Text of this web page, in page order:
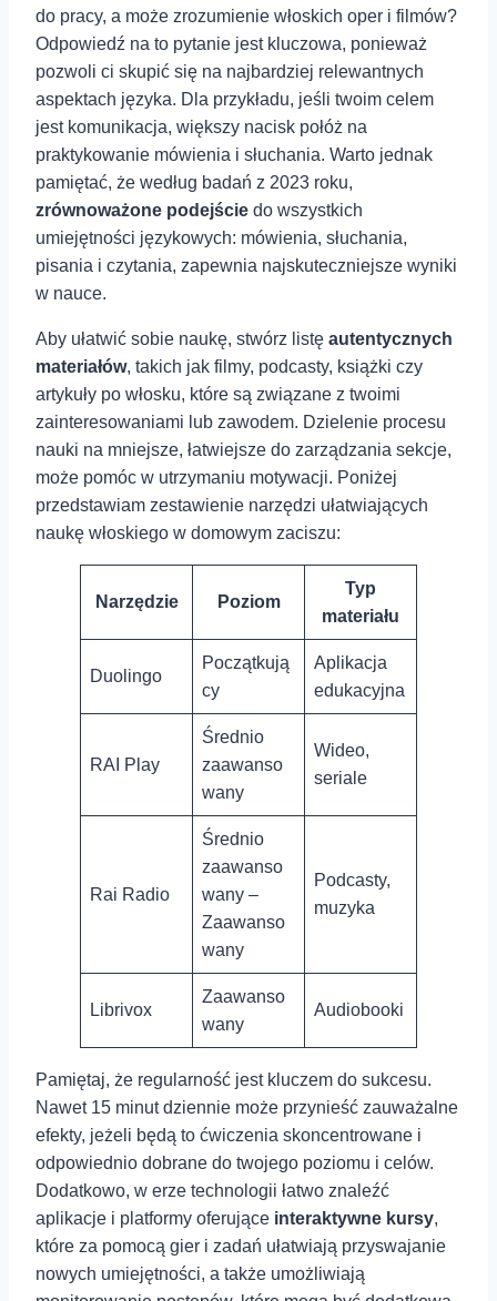
do⁣ pracy, a może⁢ zrozumienie włoskich oper i filmów?
Odpowiedź na to pytanie jest kluczowa, ponieważ
pozwoli ci skupić się na najbardziej relewantnych
aspektach języka. Dla przykładu, jeśli twoim celem
jest komunikacja, większy nacisk połóż na
praktykowanie‍ mówienia i słuchania. Warto jednak
pamiętać, że według badań z 2023 roku, ⁤
zrównoważone⁢ podejście do wszystkich
umiejętności językowych: mówienia, słuchania,
pisania i czytania, zapewnia najskuteczniejsze wyniki
w nauce.
Aby ułatwić sobie naukę, stwórz⁣ listę autentycznych
materiałów, takich jak ⁢filmy, podcasty, książki czy
artykuły po włosku, które są związane z twoimi
zainteresowaniami lub zawodem. Dzielenie ⁣procesu
nauki na mniejsze, łatwiejsze do zarządzania sekcje,
może pomóc w utrzymaniu motywacji. Poniżej
przedstawiam zestawienie narzędzi ⁤ułatwiających
naukę włoskiego⁢ w domowym zaciszu:
Narzędzie Poziom
Typ
materiału
Duolingo
Początkują
cy
Aplikacja
edukacyjna
RAI Play
Średnio
zaawanso
wany
Wideo,
seriale
Rai Radio
Średnio
zaawanso
wany –
Zaawanso
wany
Podcasty,
muzyka
Librivox
Zaawanso
wany
Audiobooki
Pamiętaj, że regularność jest ⁢kluczem do sukcesu.
Nawet 15 minut dziennie‍ może przynieść zauważalne‍
efekty, jeżeli będą to ćwiczenia skoncentrowane i
odpowiednio ⁣dobrane do twojego poziomu i celów.
Dodatkowo, w erze technologii łatwo znaleźć
aplikacje i ‍platformy oferujące interaktywne kursy,
które za pomocą gier i⁢ zadań ułatwiają przyswajanie
nowych umiejętności, a także umożliwiają